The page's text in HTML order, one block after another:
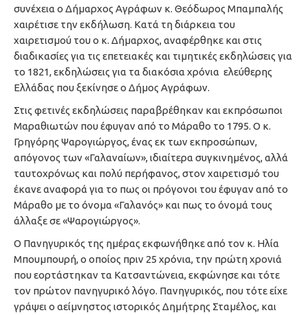
συνέχεια ο Δήμαρχος Αγράφων κ. Θεόδωρος Μπαμπαλής
χαιρέτισε την εκδήλωση. Κατά τη διάρκεια του
χαιρετισμού του ο κ. Δήμαρχος, αναφέρθηκε και στις
διαδικασίες για τις επετειακές και τιμητικές εκδηλώσεις για
το 1821, εκδηλώσεις για τα διακόσια χρόνια ελεύθερης
Ελλάδας που ξεκίνησε ο Δήμος Αγράφων.
Στις φετινές εκδηλώσεις παραβρέθηκαν και εκπρόσωποι
Μαραθιωτών που έφυγαν από το Μάραθο το 1795. Ο κ.
Γρηγόρης Ψαρογιώργος, ένας εκ των εκπροσώπων,
απόγονος των «Γαλαναίων», ιδιαίτερα συγκινημένος, αλλά
ταυτοχρόνως και πολύ περήφανος, στον χαιρετισμό του
έκανε αναφορά για το πως οι πρόγονοι του έφυγαν από το
Μάραθο με το όνομα «Γαλανός» και πως το όνομά τους
άλλαξε σε «Ψαρογιώργος».
Ο Πανηγυρικός της ημέρας εκφωνήθηκε από τον κ. Ηλία
Μπουμπουρή, ο οποίος πριν 25 χρόνια, την πρώτη χρονιά
που εορτάστηκαν τα Κατσαντώνεια, εκφώνησε και τότε
τον πρώτον πανηγυρικό λόγο. Πανηγυρικός, που τότε είχε
γράψει ο αείμνηστος ιστορικός Δημήτρης Σταμέλος, και